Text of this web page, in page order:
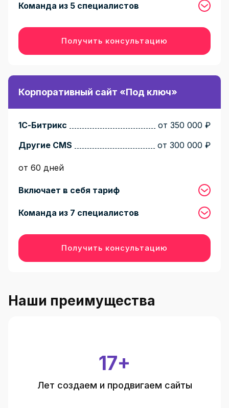
Команда из 5 специалистов
Получить консультацию
Корпоративный сайт «Под ключ»
1С-Битрикс
от 350 000 ₽
Другие CMS
от 300 000 ₽
от 60 дней
Включает в себя тариф
Команда из 7 специалистов
Получить консультацию
Наши преимущества
17+
Лет создаем и продвигаем сайты